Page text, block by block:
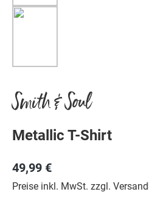
Smith & Soul
Metallic T-Shirt
49,99 €
Preise inkl. MwSt. zzgl.